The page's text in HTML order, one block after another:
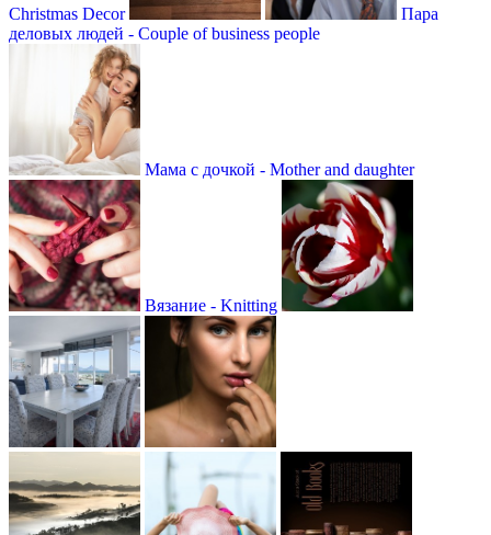
Christmas Decor
Пара
деловых людей - Couple of business people
Мама с дочкой - Mother and daughter
Вязание - Knitting